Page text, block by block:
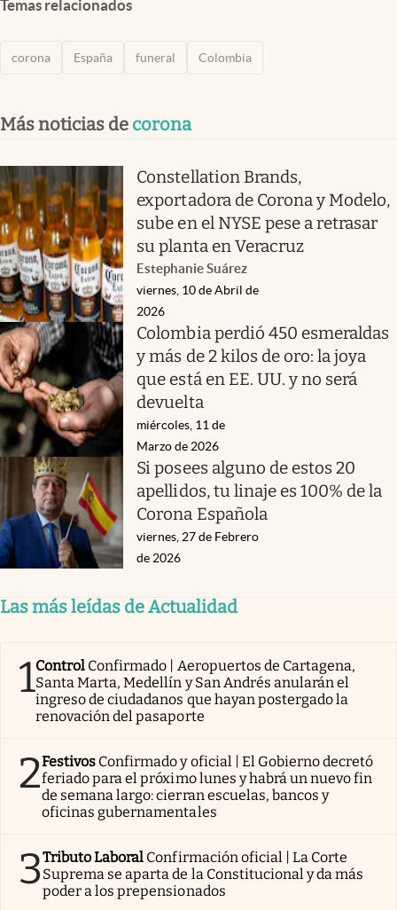
Temas relacionados
corona España funeral Colombia
Más noticias de corona
Constellation Brands,
exportadora de Corona y Modelo,
sube en el NYSE pese a retrasar
su planta en Veracruz
Estephanie Suárez
viernes, 10 de Abril de
2026
Colombia perdió 450 esmeraldas
y más de 2 kilos de oro: la joya
que está en EE. UU. y no será
devuelta
miércoles, 11 de
Marzo de 2026
Si posees alguno de estos 20
apellidos, tu linaje es 100% de la
Corona Española
viernes, 27 de Febrero
de 2026
Las más leídas de Actualidad
1Control Confirmado | Aeropuertos de Cartagena,
Santa Marta, Medellín y San Andrés anularán el
ingreso de ciudadanos que hayan postergado la
renovación del pasaporte
2Festivos Confirmado y oficial | El Gobierno decretó
feriado para el próximo lunes y habrá un nuevo fin
de semana largo: cierran escuelas, bancos y
oficinas gubernamentales
3Tributo Laboral Confirmación oficial | La Corte
Suprema se aparta de la Constitucional y da más
poder a los prepensionados